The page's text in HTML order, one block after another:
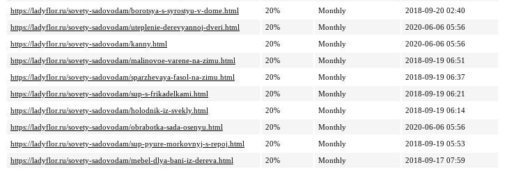
https://ladyflor.ru/sovety-sadovodam/borotsya-s-syrostyu-v-dome.html
20% Monthly
2018-09-20 02:40
https://ladyflor.ru/sovety-sadovodam/uteplenie-derevyannoj-dveri.html
20% Monthly
2020-06-06 05:56
https://ladyflor.ru/sovety-sadovodam/kanny.html
20% Monthly
2020-06-06 05:56
https://ladyflor.ru/sovety-sadovodam/malinovoe-varene-na-zimu.html
20% Monthly
2018-09-19 06:51
https://ladyflor.ru/sovety-sadovodam/sparzhevaya-fasol-na-zimu.html
20% Monthly
2018-09-19 06:37
https://ladyflor.ru/sovety-sadovodam/sup-s-frikadelkami.html
20% Monthly
2018-09-19 06:21
https://ladyflor.ru/sovety-sadovodam/holodnik-iz-svekly.html
20% Monthly
2018-09-19 06:14
https://ladyflor.ru/sovety-sadovodam/obrabotka-sada-osenyu.html
20% Monthly
2020-06-06 05:56
https://ladyflor.ru/sovety-sadovodam/sup-pyure-morkovnyj-s-repoj.html
20% Monthly
2018-09-19 05:53
https://ladyflor.ru/sovety-sadovodam/mebel-dlya-bani-iz-dereva.html
20% Monthly
2018-09-17 07:59